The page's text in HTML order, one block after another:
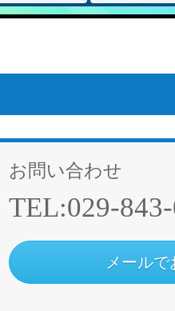
お問い合わせ
TEL:029-
メール